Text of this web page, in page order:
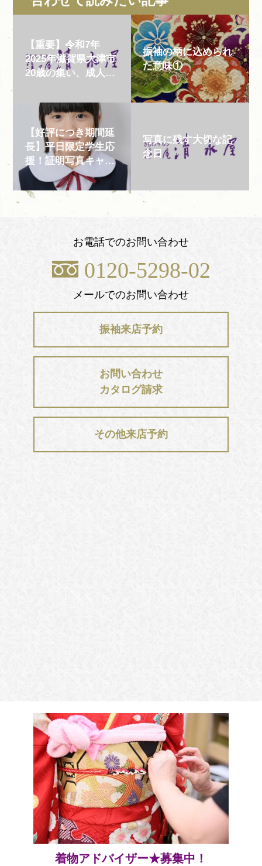
【重要】令和7年
2025年滋賀県大津市
20歳の集い、成人式
振袖の柄に込められ
た意味①
【好評につき期間延
長】平日限定学生応
援！証明写真キャン
ペーン。プロ...
写真に残す大切な記
念日
お電話でのお問い合わせ
0120-5298-02
メールでのお問い合わせ
振袖来店予約
お問い合わせ
カタログ請求
その他来店予約
着物アドバイザー★募集中！